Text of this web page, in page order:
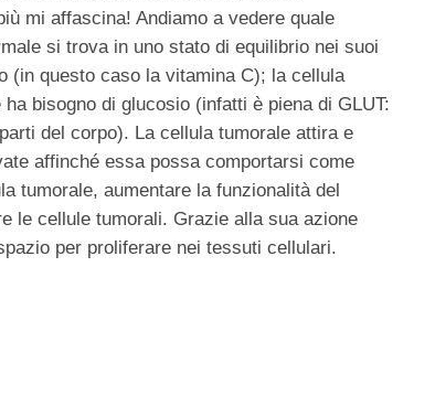
mi affascina! Andiamo a vedere quale
si trova in uno stato di equilibrio nei suoi
(in questo caso la vitamina C); la cellula
bisogno di glucosio (infatti è piena di GLUT:
del corpo). La cellula tumorale attira e
affinché essa possa comportarsi come
tumorale, aumentare la funzionalità del
le cellule tumorali. Grazie alla sua azione
per proliferare nei tessuti cellulari.